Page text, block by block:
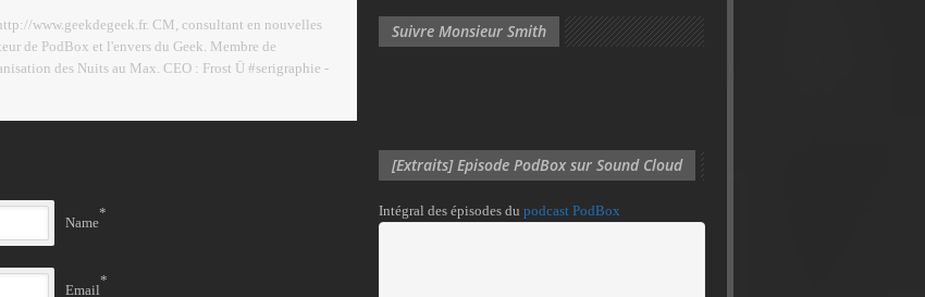
www.geekdegeek.fr. CM, consultant en nouvelles
de PodBox et l'envers du Geek. Membre de
des Nuits au Max. CEO : Frost Ü #serigraphie -
Name
*
Email
*
Suivre Monsieur Smith
[Extraits] Episode PodBox sur Sound Cloud
Intégral des épisodes du podcast PodBox